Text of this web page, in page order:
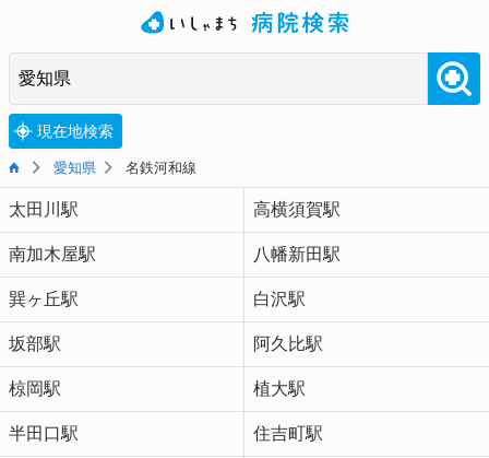
現在地検索
愛知県 名鉄河和線
太田川駅 高横須賀駅
南加木屋駅 八幡新田駅
巽ヶ丘駅 白沢駅
坂部駅 阿久比駅
椋岡駅 植大駅
半田口駅 住吉町駅